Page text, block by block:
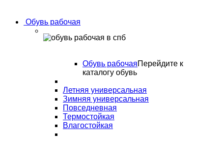
Обувь рабочая
Обувь рабочаяПерейдите к
каталогу обувь
Летняя универсальная
Зимняя универсальная
Повседневная
Термостойкая
Влагостойкая